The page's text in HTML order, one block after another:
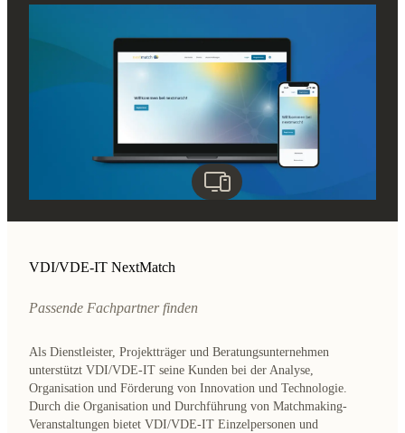
VDI/VDE-IT NextMatch
Passende Fachpartner finden
Als Dienstleister, Projektträger und Beratungsunternehmen
unterstützt VDI/VDE-IT seine Kunden bei der Analyse,
Organisation und Förderung von Innovation und Technologie.
Durch die Organisation und Durchführung von Matchmaking-
Veranstaltungen bietet VDI/VDE-IT Einzelpersonen und